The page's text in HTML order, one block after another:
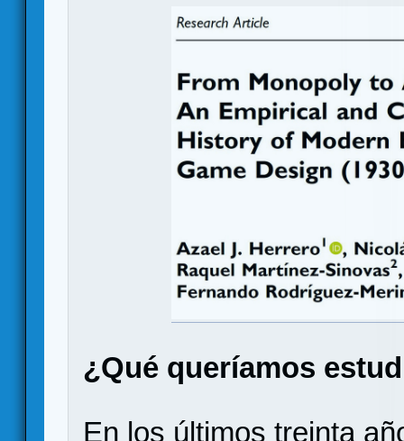
¿Qué queríamos
En los últimos treinta